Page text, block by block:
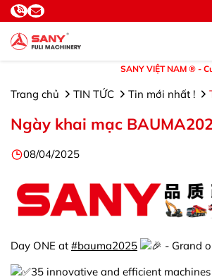
SANY VIỆT NAM ® - Cung
Trang chủ TIN TỨC Tin mới nhất !
Ngày khai mạc
08/04/2025
Day ONE at #bauma2025
- Grand
35 innovative and efficient